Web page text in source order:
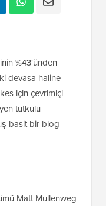
%43'ünden
devasa haline
için çevrimiçi
tutkulu
basit bir blog
Matt Mullenweg